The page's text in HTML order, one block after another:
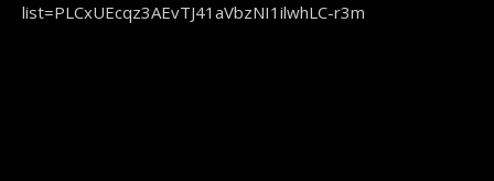
list=PLCxUEcqz3AEvTJ41aVbzNI1ilwhLC-r3m